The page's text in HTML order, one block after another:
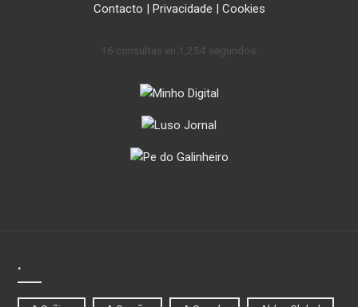
Contacto | Privacidade | Cookies
16 consultas en 1,254 segundos.
.